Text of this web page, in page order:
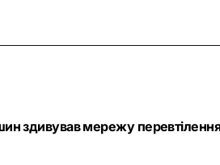
здивував мережу